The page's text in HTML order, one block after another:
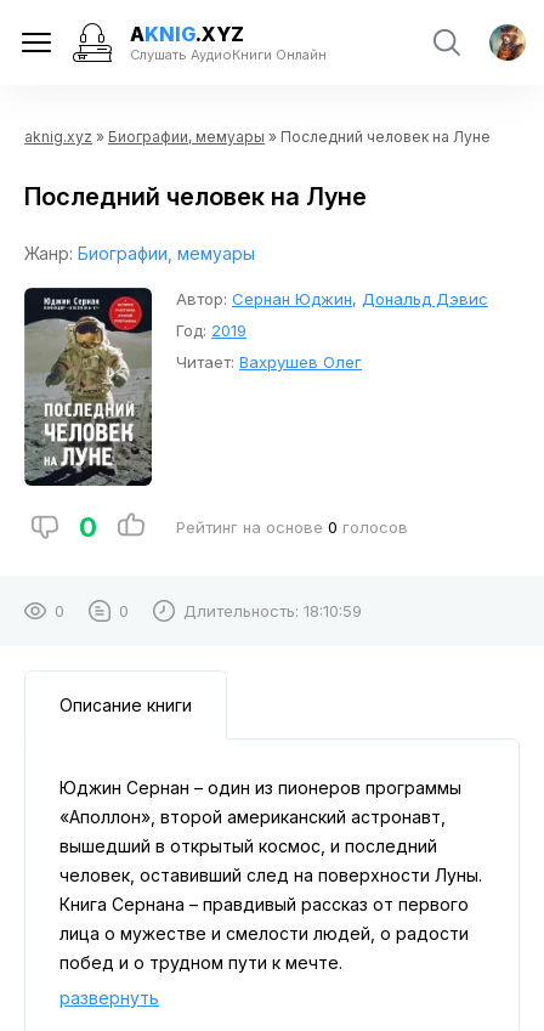
AKNIG.XYZ
Слушать АудиоКниги Онлайн
aknig.xyz » Биографии, мемуары » Последний человек на Луне
Последний человек на Луне
Жанр: Биографии, мемуары
Автор: Сернан Юджин, Дональд Дэвис
Год: 2019
Читает: Вахрушев Олег
0 Рейтинг на основе 0 голосов
0 0 Длительность: 18:10:59
Описание книги
Юджин Сернан – один из пионеров программы
«Аполлон», второй американский астронавт,
вышедший в открытый космос, и последний
человек, оставивший след на поверхности Луны.
Книга Сернана – правдивый рассказ от первого
лица о мужестве и смелости людей, о радости
побед и о трудном пути к мечте.
развернуть